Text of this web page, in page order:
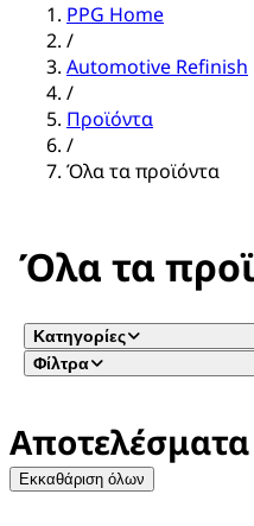
PPG Home
/
Automotive Refinish
/
Προϊόντα
/
Όλα τα προϊόντα
Όλα τα
Κατηγορίες
Φίλτρα
Εκκαθάριση όλων